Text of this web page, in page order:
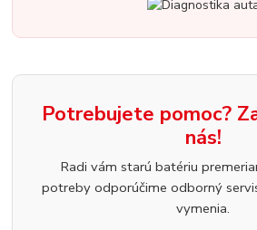
Potrebujete pomoc?
nás!
Radi vám starú batériu
potreby odporúčime odborný
vymenia.